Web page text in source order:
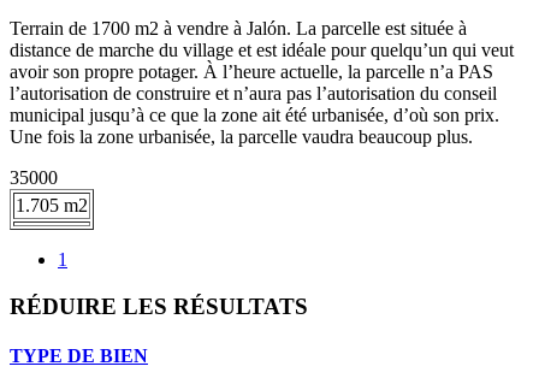
Terrain de 1700 m2 à vendre à Jalón. La parcelle est située à
distance de marche du village et est idéale pour quelqu’un qui veut
avoir son propre potager. À l’heure actuelle, la parcelle n’a PAS
l’autorisation de construire et n’aura pas l’autorisation du conseil
municipal jusqu’à ce que la zone ait été urbanisée, d’où son prix.
Une fois la zone urbanisée, la parcelle vaudra beaucoup plus.
35000
1.705 m2
1
RÉDUIRE LES RÉSULTATS
TYPE DE BIEN